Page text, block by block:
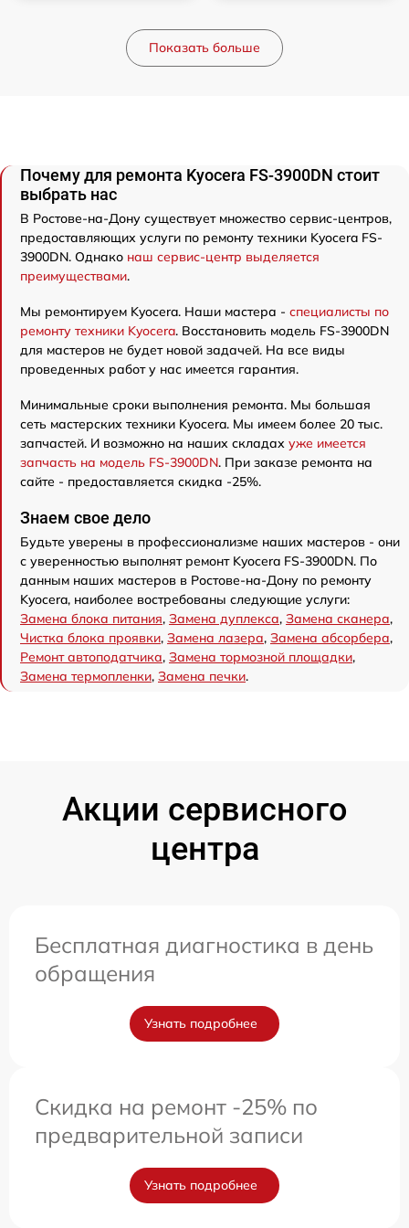
Показать больше
Почему для ремонта Kyocera FS-3900DN стоит
выбрать нас
В Ростове-на-Дону существует множество сервис-центров,
предоставляющих услуги по ремонту техники Kyocera FS-
3900DN. Однако наш сервис-центр выделяется
преимуществами.
Мы ремонтируем Kyocera. Наши мастера - специалисты по
ремонту техники Kyocera. Восстановить модель FS-3900DN
для мастеров не будет новой задачей. На все виды
проведенных работ у нас имеется гарантия.
Минимальные сроки выполнения ремонта. Мы большая
сеть мастерских техники Kyocera. Мы имеем более 20 тыс.
запчастей. И возможно на наших складах уже имеется
запчасть на модель FS-3900DN. При заказе ремонта на
сайте - предоставляется скидка -25%.
Знаем свое дело
Будьте уверены в профессионализме наших мастеров - они
с уверенностью выполнят ремонт Kyocera FS-3900DN. По
данным наших мастеров в Ростове-на-Дону по ремонту
Kyocera, наиболее востребованы следующие услуги:
Замена блока питания, Замена дуплекса, Замена сканера,
Чистка блока проявки, Замена лазера, Замена абсорбера,
Ремонт автоподатчика, Замена тормозной площадки,
Замена термопленки, Замена печки.
Акции сервисного
центра
Бесплатная диагностика в день
обращения
Узнать подробнее
Скидка на ремонт -25% по
предварительной записи
Узнать подробнее